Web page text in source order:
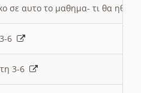
σε αυτο το μαθημα- τι θα
6
3-6